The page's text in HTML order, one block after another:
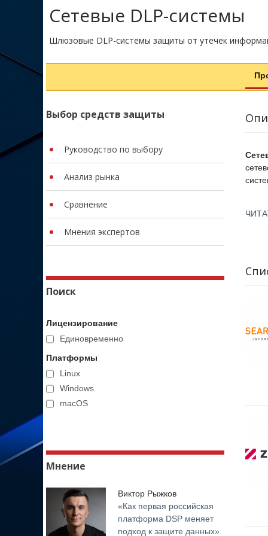
Сетевые DLP-cистемы
Шлюзовые DLP-системы защиты от утечек
Выбор средств защиты
Руководство по выбору
Анализ рынка
Сравнение
Мнения экспертов
Поиск
Лицензирование
Единовременно
Платформы
Linux
Windows
macOS
Мнение
Виктор Рыжков
«Как первая российская
платформа DSP меняет
подход к защите данных»
При